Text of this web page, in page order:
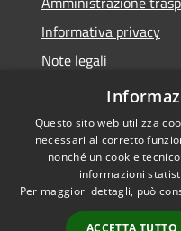
Informativa privacy
Note legali
Dichiarazione di
Accessibilità
Questo sito web utilizza
necessari al corretto
nonché un cookie
informazioni
Per maggiori dettagli, può
ACCETTA TUTTO